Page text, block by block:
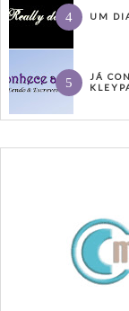
UM
JÁ